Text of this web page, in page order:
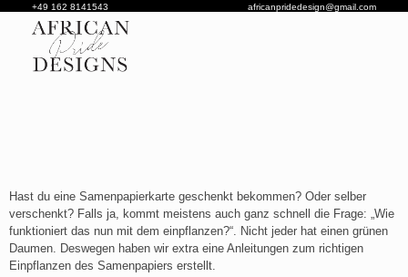
‭+49 162 8141543‬ africanpridedesign@gmail.com
Hast du eine Samenpapierkarte geschenkt bekommen? Oder selber
verschenkt? Falls ja, kommt meistens auch ganz schnell die Frage: „Wie
funktioniert das nun mit dem einpflanzen?“. Nicht jeder hat einen grünen
Daumen. Deswegen haben wir extra eine Anleitungen zum richtigen
Einpflanzen des Samenpapiers erstellt.